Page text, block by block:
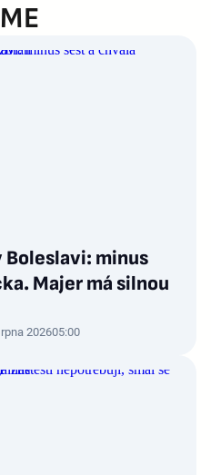
Boleslavi: minus
Majer má silnou
202605:00